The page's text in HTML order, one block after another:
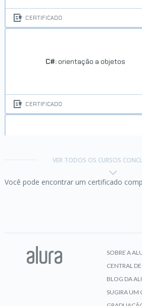
CERTIFICADO
C#: orientação a objetos
CERTIFICADO
VER TODOS OS CURSOS
Você pode encontrar um certificado
SOBRE A
CENTRAL
BLOG DA
SUGIRA UM